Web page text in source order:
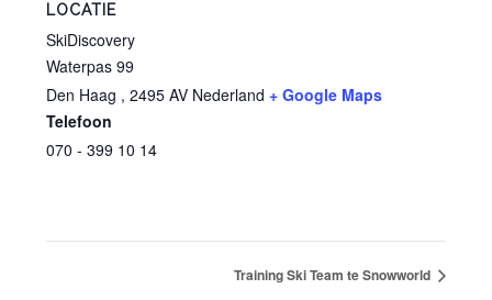
LOCATIE
SkiDiscovery
Waterpas 99
Den Haag , 2495 AV Nederland + Google Maps
Telefoon
070 - 399 10 14
Training Ski Team te Snowworld